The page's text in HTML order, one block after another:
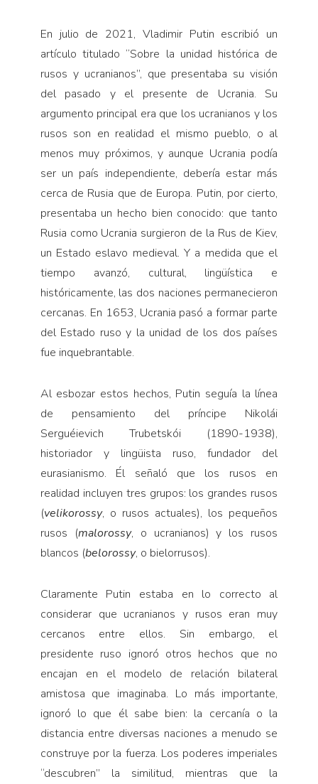
En julio de 2021, Vladimir Putin escribió un
artículo titulado “Sobre la unidad histórica de
rusos y ucranianos”, que presentaba su visión
del pasado y el presente de Ucrania. Su
argumento principal era que los ucranianos y los
rusos son en realidad el mismo pueblo, o al
menos muy próximos, y aunque Ucrania podía
ser un país independiente, debería estar más
cerca de Rusia que de Europa. Putin, por cierto,
presentaba un hecho bien conocido: que tanto
Rusia como Ucrania surgieron de la Rus de Kiev,
un Estado eslavo medieval. Y a medida que el
tiempo avanzó, cultural, lingüística e
históricamente, las dos naciones permanecieron
cercanas. En 1653, Ucrania pasó a formar parte
del Estado ruso y la unidad de los dos países
fue inquebrantable.
Al esbozar estos hechos, Putin seguía la línea
de pensamiento del príncipe Nikolái
Serguéievich Trubetskói (1890-1938),
historiador y lingüista ruso, fundador del
eurasianismo. Él señaló que los rusos en
realidad incluyen tres grupos: los grandes rusos
(velikorossy, o rusos actuales), los pequeños
rusos (malorossy, o ucranianos) y los rusos
blancos (belorossy, o bielorrusos).
Claramente Putin estaba en lo correcto al
considerar que ucranianos y rusos eran muy
cercanos entre ellos. Sin embargo, el
presidente ruso ignoró otros hechos que no
encajan en el modelo de relación bilateral
amistosa que imaginaba. Lo más importante,
ignoró lo que él sabe bien: la cercanía o la
distancia entre diversas naciones a menudo se
construye por la fuerza. Los poderes imperiales
“descubren” la similitud, mientras que la